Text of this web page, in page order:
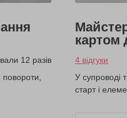
12 разів
картом
4 відгуки
У супроводі
старт і